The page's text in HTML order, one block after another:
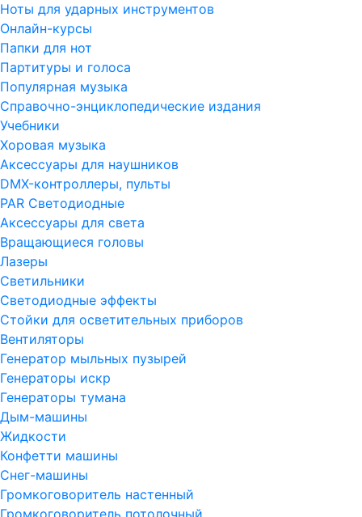
Ноты для ударных инструментов
Онлайн-курсы
Папки для нот
Партитуры и голоса
Популярная музыка
Справочно-энциклопедические издания
Учебники
Хоровая музыка
Аксессуары для наушников
DMX-контроллеры, пульты
PAR Светодиодные
Аксессуары для света
Вращающиеся головы
Лазеры
Светильники
Светодиодные эффекты
Стойки для осветительных приборов
Вентиляторы
Генератор мыльных пузырей
Генераторы искр
Генераторы тумана
Дым-машины
Жидкости
Конфетти машины
Снег-машины
Громкоговоритель настенный
Громкоговоритель потолочный